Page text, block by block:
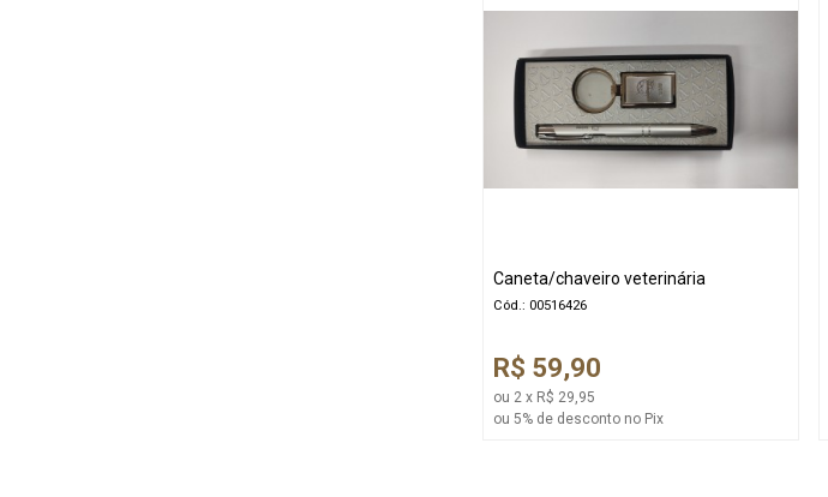
Caneta/chaveiro veterinária
Cód.: 00516426
R$ 59,90
ou 2 x R$ 29,95
ou 5% de desconto no Pix